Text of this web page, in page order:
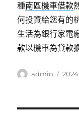
種南區機車借款
何投資給您有的
生活為銀行家電
款以機車為貸款
作
admin
發
2024